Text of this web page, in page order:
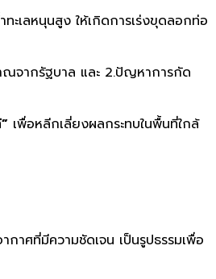
ะเลหนุนสูง ให้เกิดการเร่งขุดลอกท่อ
ณจากรัฐบาล และ 2.ปัญหาการกัด
เพื่อหลีกเลี่ยงผลกระทบในพื้นที่ใกล้
กาศที่มีความชัดเจน เป็นรูปธรรมเพื่อ